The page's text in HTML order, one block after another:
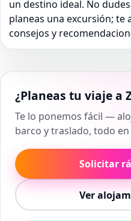
un destino ideal. No
planeas una excursión; te
consejos y
¿Planeas tu viaje a
Te lo ponemos fácil —
barco y traslado, todo
Solicitar
Ver